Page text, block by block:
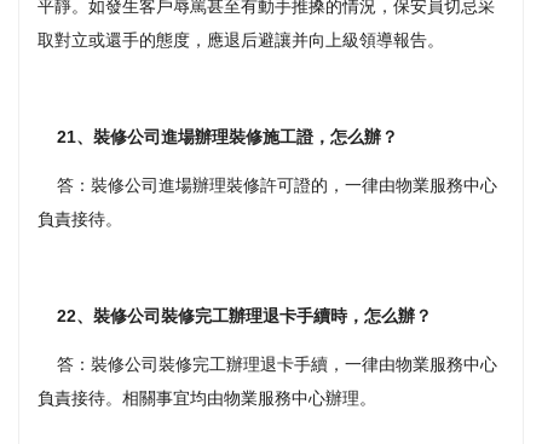
平靜。如發生客戶辱罵甚至有動手推搡的情況，保安員切忌采
取對立或還手的態度，應退后避讓并向上級領導報告。
21、裝修公司進場辦理裝修施工證，怎么辦？
答：裝修公司進場辦理裝修許可證的，一律由物業服務中心
負責接待。
22、裝修公司裝修完工辦理退卡手續時，怎么辦？
答：裝修公司裝修完工辦理退卡手續，一律由物業服務中心
負責接待。相關事宜均由物業服務中心辦理。